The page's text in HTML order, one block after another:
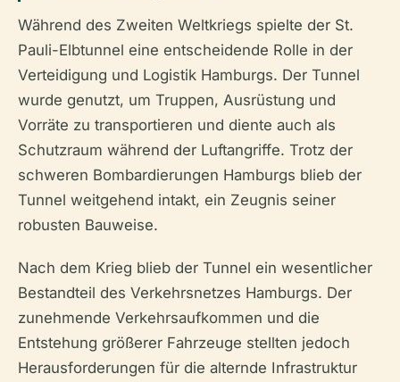
Während des Zweiten Weltkriegs spielte der St.
Pauli-Elbtunnel eine entscheidende Rolle in der
Verteidigung und Logistik Hamburgs. Der Tunnel
wurde genutzt, um Truppen, Ausrüstung und
Vorräte zu transportieren und diente auch als
Schutzraum während der Luftangriffe. Trotz der
schweren Bombardierungen Hamburgs blieb der
Tunnel weitgehend intakt, ein Zeugnis seiner
robusten Bauweise.
Nach dem Krieg blieb der Tunnel ein wesentlicher
Bestandteil des Verkehrsnetzes Hamburgs. Der
zunehmende Verkehrsaufkommen und die
Entstehung größerer Fahrzeuge stellten jedoch
Herausforderungen für die alternde Infrastruktur